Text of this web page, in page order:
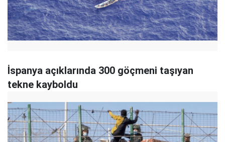
İspanya açıklarında 300 göçmeni taşıyan
tekne kayboldu